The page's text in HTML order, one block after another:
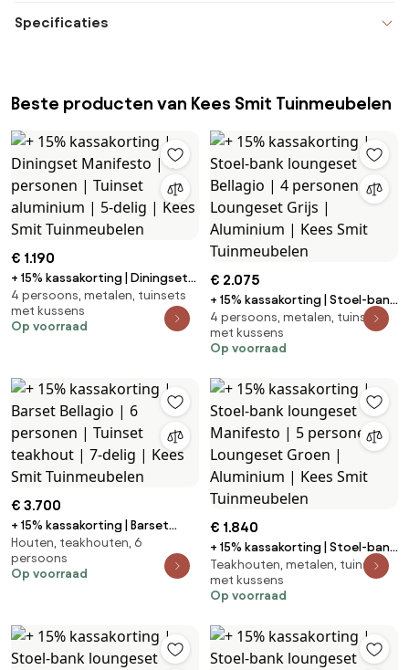
Specificaties
Beste producten van Kees Smit Tuinmeubelen
€ 1.190
+ 15% kassakorting | Diningset
Manifesto | 4 personen |
Tuinset aluminium | 5-delig |
Kees Smit Tuinmeubelen
4 persoons, metalen, tuinsets
met kussens
Op voorraad
€ 2.075
+ 15% kassakorting | Stoel-bank
loungeset Bellagio | 4 personen
| Loungeset Grijs | Aluminium |
Kees Smit Tuinmeubelen
4 persoons, metalen, tuinsets
met kussens
Op voorraad
€ 3.700
+ 15% kassakorting | Barset
Bellagio | 6 personen | Tuinset
teakhout | 7-delig | Kees Smit
Tuinmeubelen
Houten, teakhouten, 6
persoons
Op voorraad
€ 1.840
+ 15% kassakorting | Stoel-bank
loungeset Manifesto | 5
personen | Loungeset Groen |
Aluminium | Kees Smit
Teakhouten, metalen, tuinsets
met kussens
Op voorraad